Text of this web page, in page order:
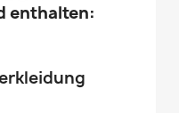
enthalten: